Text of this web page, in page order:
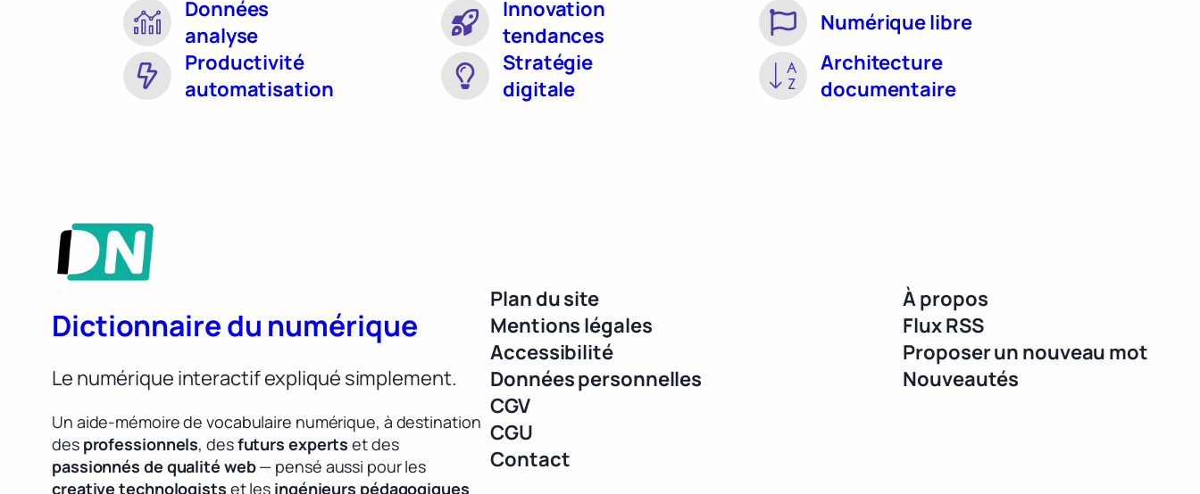
Données
analyse
Innovation
tendances
Numérique libre
Productivité
automatisation
Stratégie
digitale
Architecture
documentaire
Dictionnaire du numérique
Le numérique interactif expliqué simplement.
Un aide-mémoire de vocabulaire numérique, à destination
des professionnels, desfuturs experts et des
passionnés de qualité web— pensé aussi pour les
creative technologists et les ingénieurs pédagogiques
Plan du site
Mentions légales
Accessibilité
Données personnelles
CGV
CGU
Contact
À propos
Flux RSS
Proposer un nouveau mot
Nouveautés